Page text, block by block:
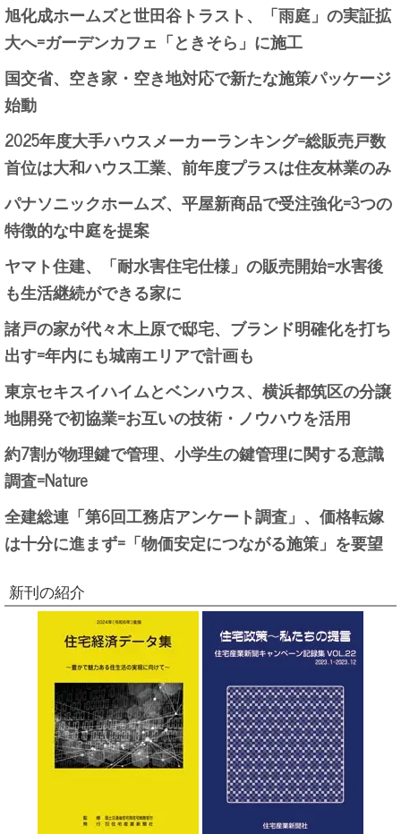
旭化成ホームズと世田谷トラスト、「雨庭」の実証拡
大へ=ガーデンカフェ「ときそら」に施工
国交省、空き家・空き地対応で新たな施策パッケージ
始動
2025年度大手ハウスメーカーランキング=総販売戸数
首位は大和ハウス工業、前年度プラスは住友林業のみ
パナソニックホームズ、平屋新商品で受注強化=3つの
特徴的な中庭を提案
ヤマト住建、「耐水害住宅仕様」の販売開始=水害後
も生活継続ができる家に
諸戸の家が代々木上原で邸宅、ブランド明確化を打ち
出す=年内にも城南エリアで計画も
東京セキスイハイムとベンハウス、横浜都筑区の分譲
地開発で初協業=お互いの技術・ノウハウを活用
約7割が物理鍵で管理、小学生の鍵管理に関する意識
調査=Nature
全建総連「第6回工務店アンケート調査」、価格転嫁
は十分に進まず=「物価安定につながる施策」を要望
新刊の紹介